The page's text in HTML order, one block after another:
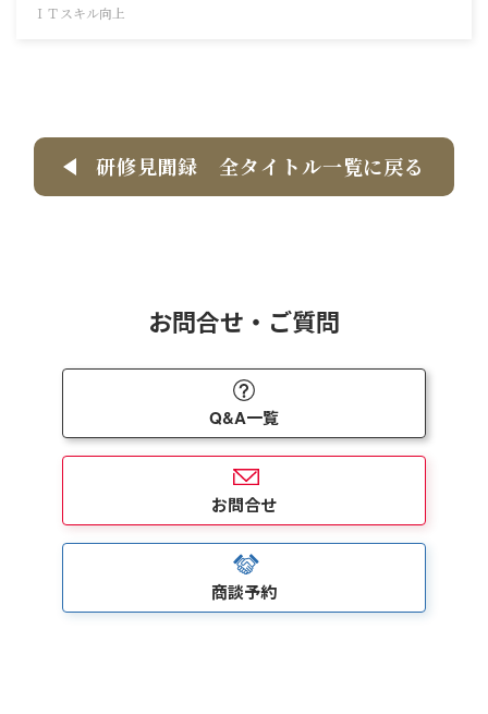
ＩＴスキル向上
研修見聞録 全タイトル一覧に戻る
お問合せ・ご質問
Q&A一覧
お問合せ
商談予約